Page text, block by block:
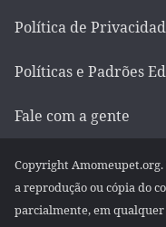
Política de
Políticas e Padrões
Fale com a gente
Copyright
a reprodução ou cópia do
parcialmente, em